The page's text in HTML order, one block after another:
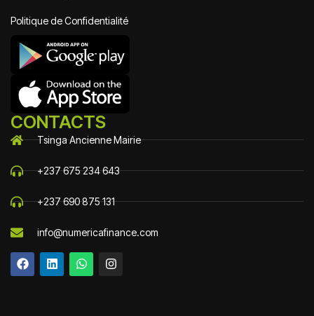
Politique de Confidentialité
CONTACTS
Tsinga Ancienne Mairie
+237 675 234 643
+237 690 875 131
info@numericafinance.com